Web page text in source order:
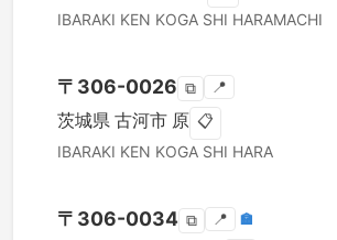
IBARAKI KEN KOGA SHI HARAMACHI
〒 306-0026 ⧉ 📍
茨城県 古河市 原 📋
IBARAKI KEN KOGA SHI HARA
〒 306-0034 ⧉ 📍 🏣